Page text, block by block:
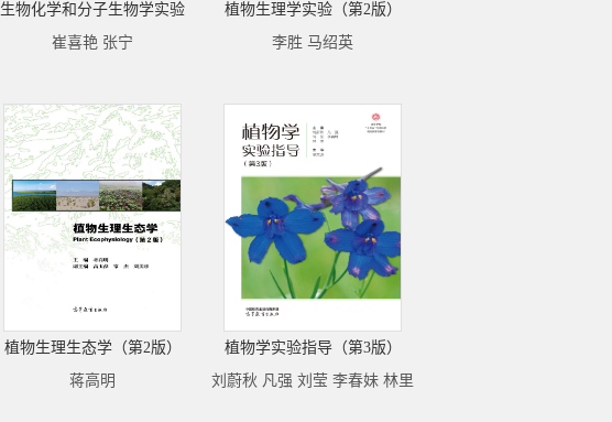
生物化学和分子生物学实验
崔喜艳 张宁
植物生理学实验（第2版）
李胜 马绍英
植物生理生态学（第2版）
蒋高明
植物学实验指导（第3版）
刘蔚秋 凡强 刘莹 李春妹 林里